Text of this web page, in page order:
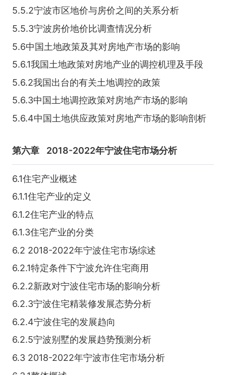
5.5.2宁波市区地价与房价之间的关系分析
5.5.3宁波房价地价比调查情况分析
5.6中国土地政策及其对房地产市场的影响
5.6.1我国土地政策对房地产业的调控机理及手段
5.6.2我国出台的有关土地调控的政策
5.6.3中国土地调控政策对房地产市场的影响
5.6.4中国土地供应政策对房地产市场的影响剖析
第六章 2018-2022年宁波住宅市场分析
6.1住宅产业概述
6.1.1住宅产业的定义
6.1.2住宅产业的特点
6.1.3住宅产业的分类
6.2 2018-2022年宁波住宅市场综述
6.2.1特定条件下宁波允许住宅商用
6.2.2新政对宁波住宅市场的影响分析
6.2.3宁波住宅精装修发展态势分析
6.2.4宁波住宅的发展趋向
6.2.5宁波别墅的发展趋势预测分析
6.3 2018-2022年宁波市住宅市场分析